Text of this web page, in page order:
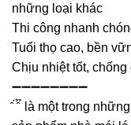
những loại khác
Thi công nhanh
Tuổi thọ cao, bền
Chịu nhiệt tốt,
➖➖➖➖➖➖➖➖
là một trong